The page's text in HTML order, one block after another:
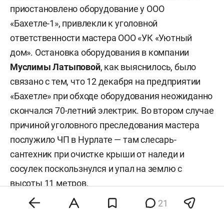
приостановлено оборудование у ООО
«Бахетле-1», привлекли к уголовной
ответственности мастера ООО «УК «Уютный
дом». Остановка оборудования в компании
Муслимы Латыповой, как выяснилось, было
связано с тем, что 12 декабря на предприятии
«Бахетле» при обходе оборудования неожиданно
скончался 70-летний электрик. Во втором случае
причиной уголовного преследования мастера
послужило ЧП в Нурлате — там слесарь-
сантехник при очистке крыши от наледи и
сосулек поскользнулся и упал на землю с
высоты 11 метров.
Уголовные дела были возбуждены и по фактам
21